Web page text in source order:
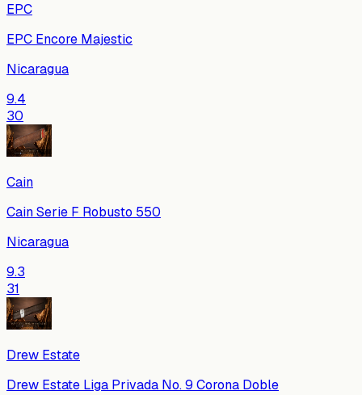
EPC
EPC Encore Majestic
Nicaragua
9.4
30
Cain
Cain Serie F Robusto 550
Nicaragua
9.3
31
Drew Estate
Drew Estate Liga Privada No. 9 Corona Doble